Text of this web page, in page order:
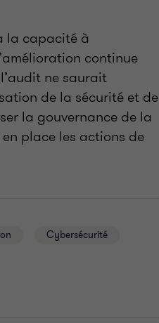
la capacité à
continue
ne saurait
de la sécurité et de
la gouvernance de la
place les actions de
Cybersécurité